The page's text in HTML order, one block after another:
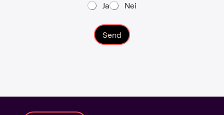
Ja
Nei
Send
r